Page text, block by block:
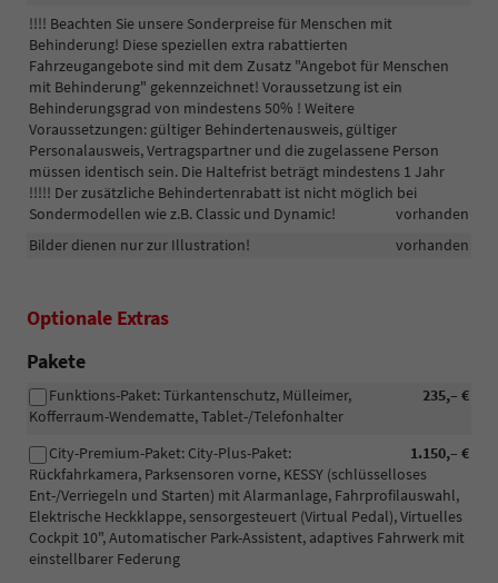
!!!! Beachten Sie unsere Sonderpreise für Menschen mit
Behinderung! Diese speziellen extra rabattierten
Fahrzeugangebote sind mit dem Zusatz "Angebot für Menschen
mit Behinderung" gekennzeichnet! Voraussetzung ist ein
Behinderungsgrad von mindestens 50% ! Weitere
Voraussetzungen: gültiger Behindertenausweis, gültiger
Personalausweis, Vertragspartner und die zugelassene Person
müssen identisch sein. Die Haltefrist beträgt mindestens 1 Jahr
!!!!! Der zusätzliche Behindertenrabatt ist nicht möglich bei
Sondermodellen wie z.B. Classic und Dynamic!
vorhanden
Bilder dienen nur zur Illustration!
vorhanden
Optionale Extras
Pakete
235,– €
Funktions-Paket: Türkantenschutz, Mülleimer,
Kofferraum-Wendematte, Tablet-/Telefonhalter
1.150,– €
City-Premium-Paket: City-Plus-Paket:
Rückfahrkamera, Parksensoren vorne, KESSY (schlüsselloses
Ent-/Verriegeln und Starten) mit Alarmanlage, Fahrprofilauswahl,
Elektrische Heckklappe, sensorgesteuert (Virtual Pedal), Virtuelles
Cockpit 10", Automatischer Park-Assistent, adaptives Fahrwerk mit
einstellbarer Federung